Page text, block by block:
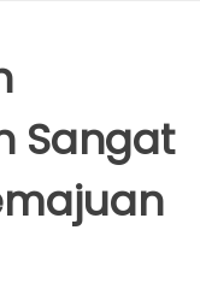
Sangat